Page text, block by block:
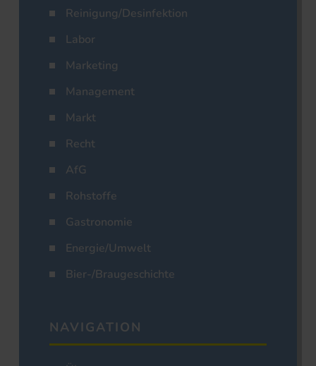
Reinigung/Desinfektion
Labor
Marketing
Management
Markt
Recht
AfG
Rohstoffe
Gastronomie
Energie/Umwelt
Bier-/Braugeschichte
NAVIGATION